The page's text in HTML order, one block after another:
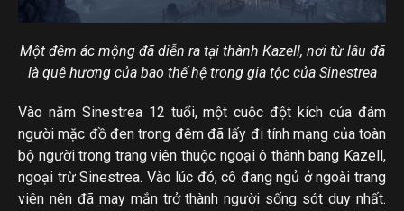
Một đêm ác mộng đã diễn ra tại thành Kazell, nơi từ lâu đã
là quê hương của bao thế hệ trong gia tộc của Sinestrea
Vào năm Sinestrea 12 tuổi, một cuộc đột kích của đám
người mặc đồ đen trong đêm đã lấy đi tính mạng của toàn
bộ người trong trang viên thuộc ngoại ô thành bang Kazell,
ngoại trừ Sinestrea. Vào lúc đó, cô đang ngủ ở ngoài trang
viên nên đã may mắn trở thành người sống sót duy nhất.